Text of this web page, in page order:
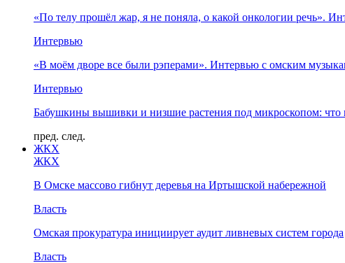
«По телу прошёл жар, я не поняла, о какой онкологии речь».
Интервью
«В моём дворе все были рэперами». Интервью с омским
Интервью
Бабушкины вышивки и низшие растения под микроскопом: что
пред. след.
ЖКХ
ЖКХ
В Омске массово гибнут деревья на Иртышской набережной
Власть
Омская прокуратура инициирует аудит ливневых систем города
Власть